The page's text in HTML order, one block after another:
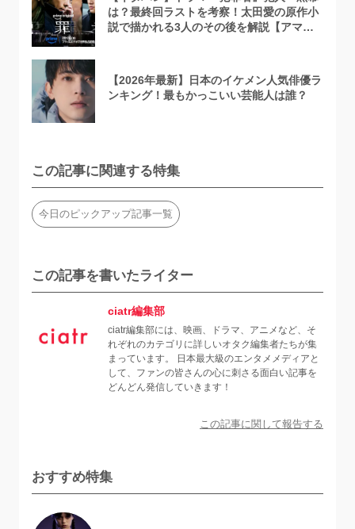
は？最終回ラストを考察！太田愛の原作小
説で描かれる3人のその後を解説【アマプ
【2026年最新】日本のイケメン人気俳優ラ
ンキング！最もかっこいい芸能人は誰？
この記事に関連する特集
今日のピックアップ記事一覧
この記事を書いたライター
ciatr編集部
ciatr編集部には、映画、ドラマ、アニメなど、そ
れぞれのカテゴリに詳しいオタク編集者たちが集
まっています。 日本最大級のエンタメメディアと
して、ファンの皆さんの心に刺さる面白い記事を
どんどん発信していきます！
この記事に関して報告する
おすすめ特集